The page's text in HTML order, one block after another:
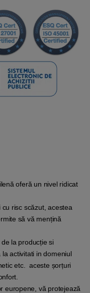
oferă un nivel ridicat
risc scăzut, acestea
să vă mențină
la producție si
activitati in domeniul
etc. aceste șorțuri
europene, vă protejează